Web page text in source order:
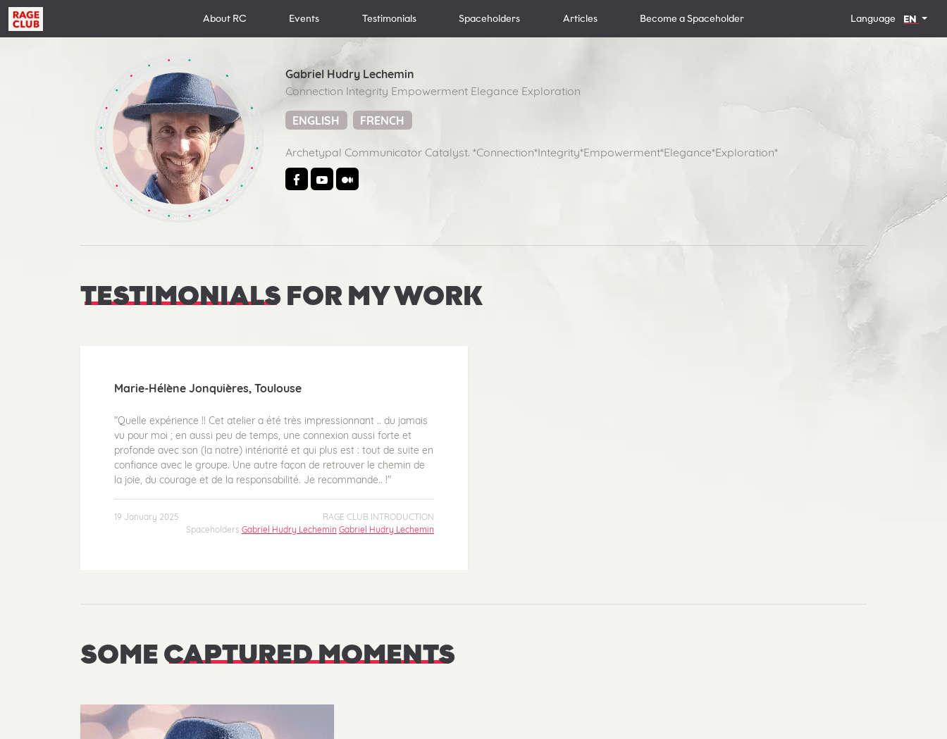
About RC Events Testimonials Spaceholders Articles Become a Spaceholder Language EN
Gabriel Hudry Lechemin
Connection Integrity Empowerment Elegance Exploration
ENGLISH FRENCH
Archetypal Communicator Catalyst. *Connection*Integrity*Empowerment*Elegance*Exploration*
TESTIMONIALS FOR MY WORK
Marie-Hélène Jonquières, Toulouse
"Quelle expérience !! Cet atelier a été très impressionnant .. du jamais
vu pour moi ; en aussi peu de temps, une connexion aussi forte et
profonde avec son (la notre) intériorité et qui plus est : tout de suite en
confiance avec le groupe. Une autre façon de retrouver le chemin de
la joie, du courage et de la responsabilité. Je recommande.. !"
19 January 2025
RAGE CLUB INTRODUCTION
Spaceholders Gabriel Hudry Lechemin Gabriel Hudry Lechemin
SOMECAPTURED MOMENTS